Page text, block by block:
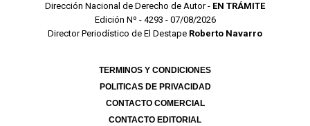
Dirección Nacional de Derecho de Autor - EN TRÁMITE
Edición Nº - 4293 - 07/08/2026
Director Periodístico de El Destape Roberto Navarro
TERMINOS Y CONDICIONES
POLITICAS DE PRIVACIDAD
CONTACTO COMERCIAL
CONTACTO EDITORIAL